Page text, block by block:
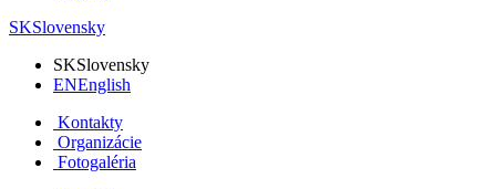
SKSlovensky
SKSlovensky
ENEnglish
Kontakty
Organizácie
Fotogaléria